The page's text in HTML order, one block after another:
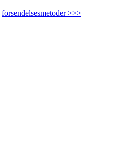
forsendelsesmetoder >>>